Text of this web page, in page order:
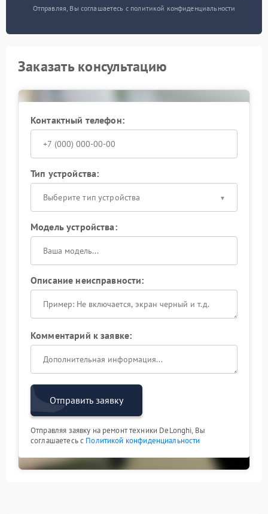
Отправляя, Вы соглашаетесь с политикой конфиденциальности
Заказать консультацию
Контактный телефон:
Тип устройства:
Выберите тип устройства
Модель устройства:
Описание неисправности:
Комментарий к заявке:
Отправить заявку
Отправляя заявку на ремонт техники DeLonghi, Вы
соглашаетесь с Политикой конфиденциальности